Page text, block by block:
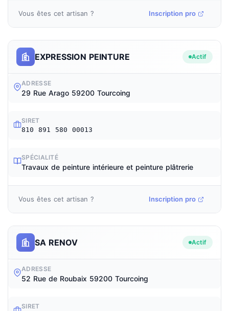
Vous êtes cet artisan ? Inscription pro
EXPRESSION PEINTURE Actif
ADRESSE
29 Rue Arago 59200 Tourcoing
SIRET
810 891 580 00013
SPÉCIALITÉ
Travaux de peinture intérieure et peinture plâtrerie
Vous êtes cet artisan ? Inscription pro
SA RENOV Actif
ADRESSE
52 Rue de Roubaix 59200 Tourcoing
SIRET